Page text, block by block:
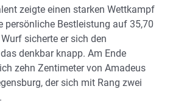
zeigte einen starken Wettkampf
persönliche Bestleistung auf 35,70
sicherte er sich den
denkbar knapp. Am Ende
zehn Zentimeter von Amadeus
der sich mit Rang zwei